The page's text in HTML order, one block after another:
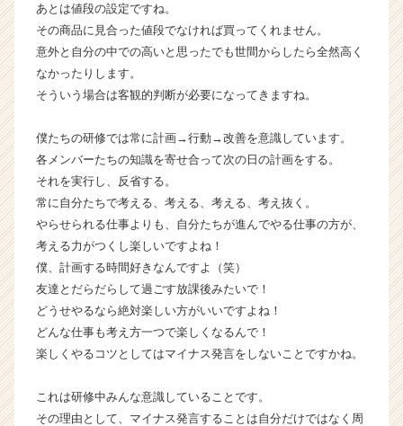
e
r
C
r
r）
あとは値段の設定ですね。
その商品に見合った値段でなければ買ってくれません。
意外と自分の中での高いと思ったでも世間からしたら全然高く
なかったりします。
そういう場合は客観的判断が必要になってきますね。
僕たちの研修では常に計画→行動→改善を意識しています。
各メンバーたちの知識を寄せ合って次の日の計画をする。
それを実行し、反省する。
常に自分たちで考える、考える、考える、考え抜く。
やらせられる仕事よりも、自分たちが進んでやる仕事の方が、
考える力がつくし楽しいですよね！
僕、計画する時間好きなんですよ（笑）
友達とだらだらして過ごす放課後みたいで！
どうせやるなら絶対楽しい方がいいですよね！
どんな仕事も考え方一つで楽しくなるんで！
楽しくやるコツとしてはマイナス発言をしないことですかね。
これは研修中みんな意識していることです。
その理由として、マイナス発言することは自分だけではなく周